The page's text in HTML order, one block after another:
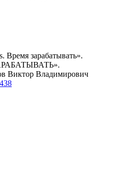
Время зарабатывать».
Виктор Владимирович